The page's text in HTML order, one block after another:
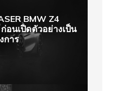
BMW Z4
อนเปิดตัวอย่างเป็น
การ